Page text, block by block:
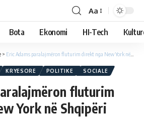
Aa
Bota Ekonomi HI-Tech
> Eric Adams paralajmëron fluturim direkt nga New York në Shqipëri
KRYESORE POLITIKE SOCIALE
fluturim
York në Shqipëri